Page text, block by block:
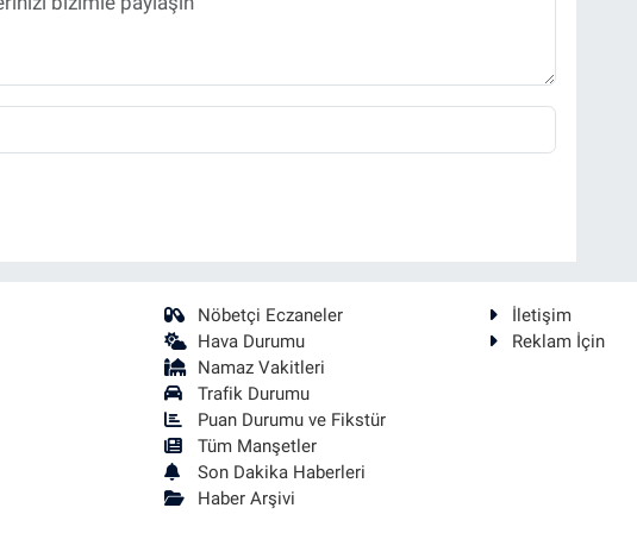
Nöbetçi Eczaneler
Hava Durumu
Namaz Vakitleri
Trafik Durumu
Puan Durumu ve Fikstür
Tüm Manşetler
Son Dakika Haberleri
Haber Arşivi
İletişim
Reklam İçin